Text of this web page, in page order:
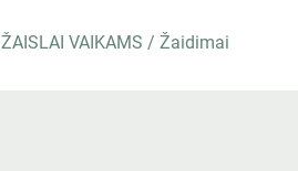
ŽAISLAI VAIKAMS / Žaidimai